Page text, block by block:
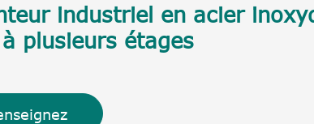
industriel en acier
plusieurs étages